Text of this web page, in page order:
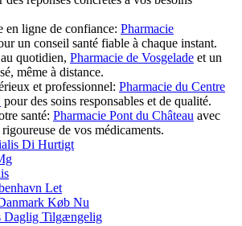
en ligne de confiance: Pharmacie
un conseil santé fiable à chaque instant.
quotidien, Pharmacie de Vosgelade et un
même à distance.
et professionnel: Pharmacie du Centre
pour des soins responsables et de qualité.
santé: Pharmacie Pont du Château avec
de vos médicaments.
Di Hurtigt
Let
Køb Nu
Daglig Tilgængelig